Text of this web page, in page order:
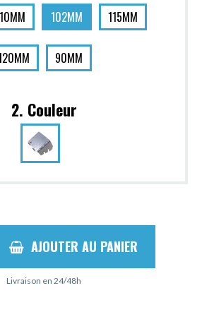
102MM 115MM
90MM
2. Couleur
AJOUTER AU PANIER
Livraison en 24/48h